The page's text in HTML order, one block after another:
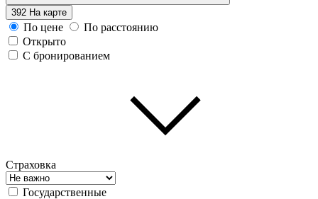
392 На карте
По цене
По расстоянию
Открыто
С бронированием
Страховка
Государственные